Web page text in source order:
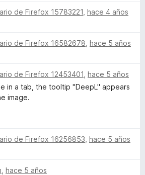
de Firefox 15783221 hace 4 años
de Firefox 16582678 hace 5 años
de Firefox 12453401 hace 5 años
in a tab, the tooltip "DeepL" appears
image.
de Firefox 16256853 hace 5 años
hace 5 años